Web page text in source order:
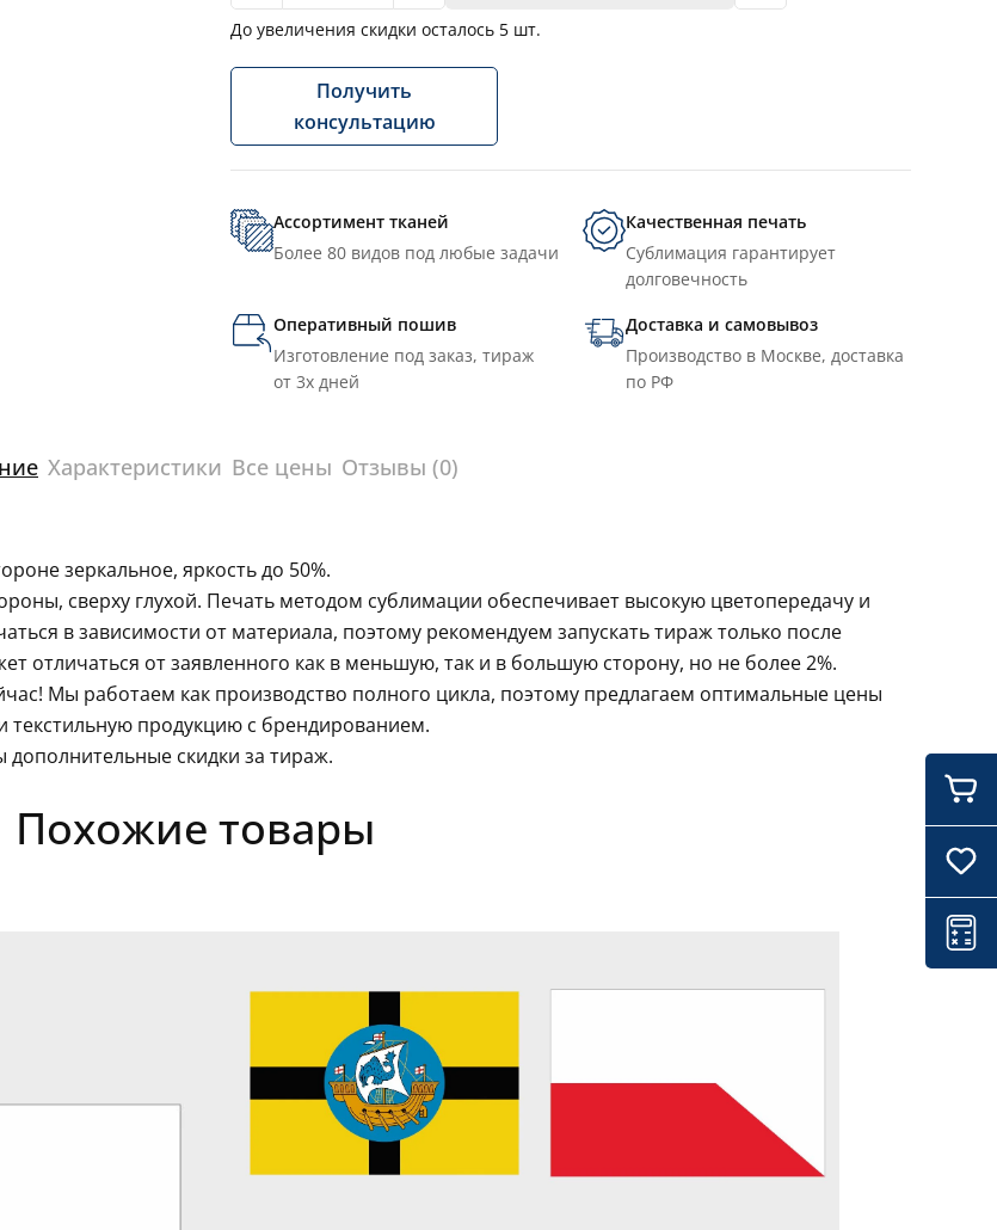
До увеличения скидки осталось 5 шт.
Получить
консультацию
Ассортимент тканей
Более 80 видов под любые задачи
Качественная печать
Сублимация гарантирует
долговечность
Оперативный пошив
Изготовление под заказ, тираж
от 3х дней
Доставка и самовывоз
Производство в Москве, доставка
по РФ
Характеристики Все цены Отзывы (0)
зеркальное, яркость до 50%.
сверху глухой. Печать методом сублимации обеспечивает высокую цветопередачу и
в зависимости от материала, поэтому рекомендуем запускать тираж только после
отличаться от заявленного как в меньшую, так и в большую сторону, но не более 2%.
Мы работаем как производство полного цикла, поэтому предлагаем оптимальные цены
продукцию с брендированием.
скидки за тираж.
Похожие товары